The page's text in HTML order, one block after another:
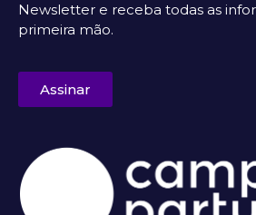
Newsletter e receba todas as
primeira mão.
Assinar